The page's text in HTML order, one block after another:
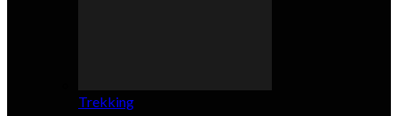
Trekking